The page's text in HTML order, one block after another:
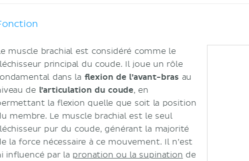
muscle brachial est considéré comme le
principal du coude. Il joue un rôle
dans la flexion de l’avant-bras au
de l’articulation du coude, en
la flexion quelle que soit la position
membre. Le muscle brachial est le seul
pur du coude, générant la majorité
la force nécessaire à ce mouvement. Il n’est
influencé par la pronation ou la supination de